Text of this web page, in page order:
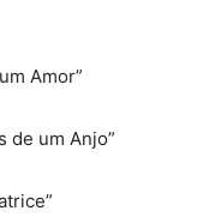
Amor”
de um Anjo”